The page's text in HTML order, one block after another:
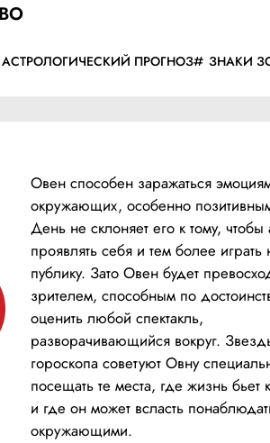
АСТРОЛОГИЧЕСКИЙ ПРОГНОЗ ЗНАКИ
Овен способен заражаться
окружающих, особенно
День не склоняет его к тому, чтобы
проявлять себя и тем более играть
публику. Зато Овен будет
зрителем, способным по
оценить любой спектакль,
разворачивающийся вокруг.
гороскопа советуют Овну
посещать те места, где жизнь бьет
и где он может всласть
окружающими.